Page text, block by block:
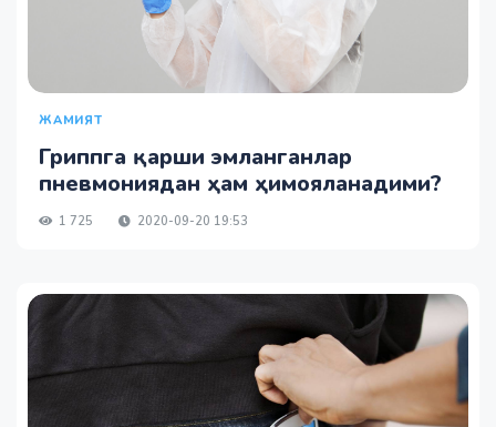
ЖАМИЯТ
Гриппга қарши эмланганлар
пневмониядан ҳам ҳимояланадими?
1 725 2020-09-20 19:53